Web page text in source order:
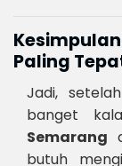
Paling
Jadi,
banget
Semarang
butuh